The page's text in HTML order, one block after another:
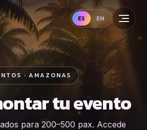
ES EN
· AMAZONAS
tuevento
para 200–500 pax. Accede